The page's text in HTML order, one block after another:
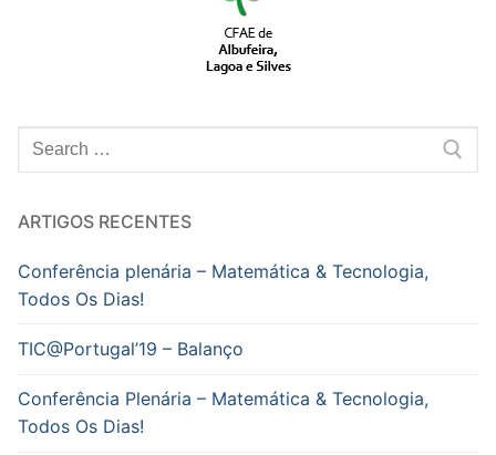
Pesquisar
por:
ARTIGOS RECENTES
Conferência plenária – Matemática & Tecnologia,
Todos Os Dias!
TIC@Portugal’19 – Balanço
Conferência Plenária – Matemática & Tecnologia,
Todos Os Dias!